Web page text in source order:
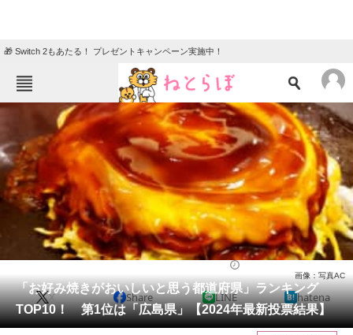
🎁 Switch 2もあたる！ プレゼントキャンペーン実施中！
ねとらぼメニュー
ニュース
エンタメ クイズ
グルメ 地域
教育・育児
リサーチ
会員記事
メディア
「お好み焼きがおいしいと思う都道府県」ランキング
TOP10！ 第1位は「広島県」【2024年最新投票結果】
画像：写真AC
X Share LINE hatena